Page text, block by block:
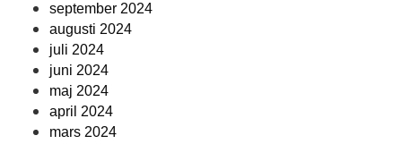
september 2024
augusti 2024
juli 2024
juni 2024
maj 2024
april 2024
mars 2024